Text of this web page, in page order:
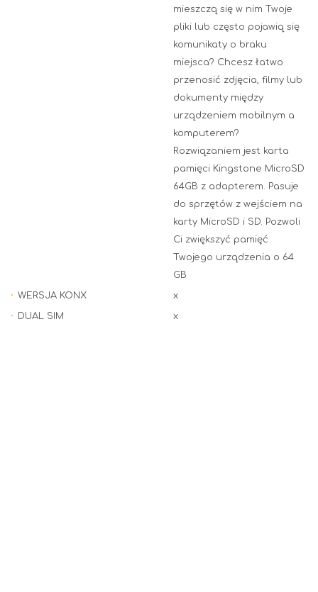
mieszczą się w nim Twoje
pliki lub często pojawią się
komunikaty o braku
miejsca? Chcesz łatwo
przenosić zdjęcia, filmy lub
dokumenty między
urządzeniem mobilnym a
komputerem?
Rozwiązaniem jest karta
pamięci Kingstone MicroSD
64GB z adapterem. Pasuje
do sprzętów z wejściem na
karty MicroSD i SD. Pozwoli
Ci zwiększyć pamięć
Twojego urządzenia o 64
GB
WERSJA KONX x
DUAL SIM x